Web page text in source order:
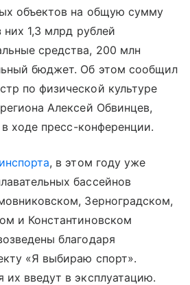
объектов на общую сумму
1,3 млрд рублей
средства, 200 млн
бюджет. Об этом сообщил
по физической культуре
Алексей Обвинцев,
в ходе пресс-конференции.
, в этом году уже
бассейнов
Зерноградском,
и Константиновском
благодаря
«Я выбираю спорт».
введут в эксплуатацию.